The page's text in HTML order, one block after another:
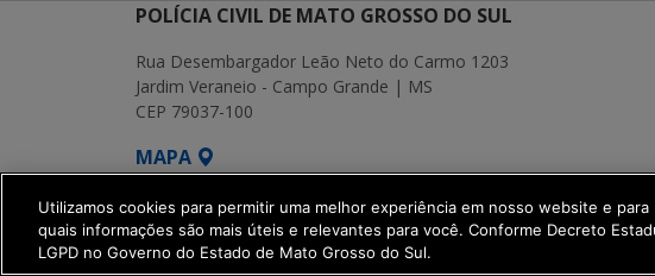
POLÍCIA CIVIL DE MATO GROSSO DO SUL
Rua Desembargador Leão Neto do Carmo 1203
Jardim Veraneio - Campo Grande | MS
CEP 79037-100
MAPA
SETDIG | Secretaria-Executiva de Transformação
get_footer();
Utilizamos cookies para permitir uma melhor experiência em nosso website e
quais informações são mais úteis e relevantes para você. Conforme Decreto
LGPD no Governo do Estado de Mato Grosso do Sul.